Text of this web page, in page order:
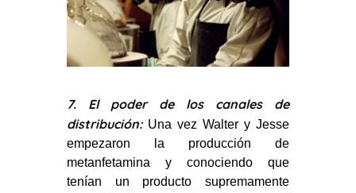
7. El poder de los canales de
distribución:Una vez Walter y Jesse
empezaron la producción de
metanfetamina y conociendo que
tenían un producto supremamente